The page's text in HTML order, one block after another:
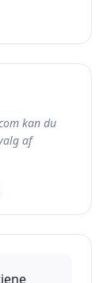
kan du
af